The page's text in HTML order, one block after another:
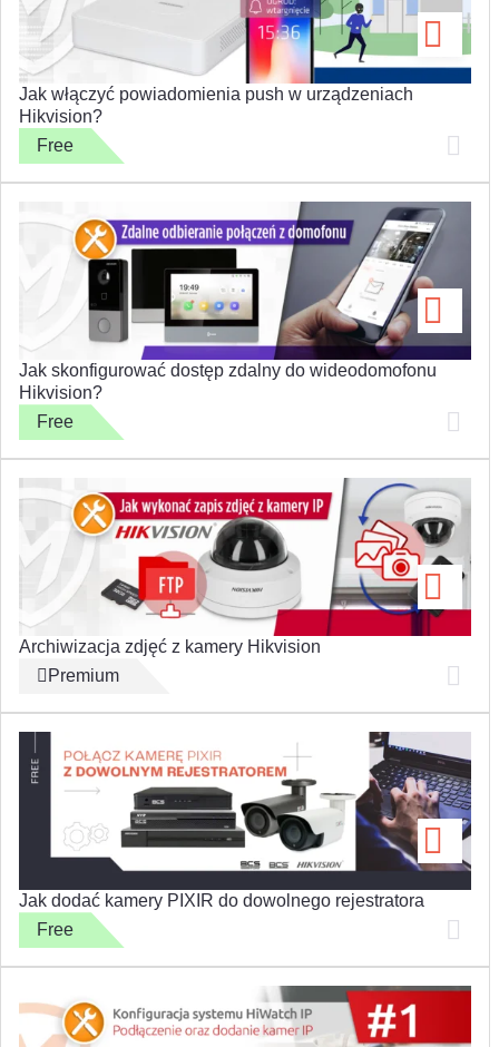
Jak włączyć powiadomienia push w urządzeniach
Hikvision?
Free
Jak skonfigurować dostęp zdalny do wideodomofonu
Hikvision?
Free
Archiwizacja zdjęć z kamery Hikvision
Premium
Jak dodać kamery PIXIR do dowolnego rejestratora
Free